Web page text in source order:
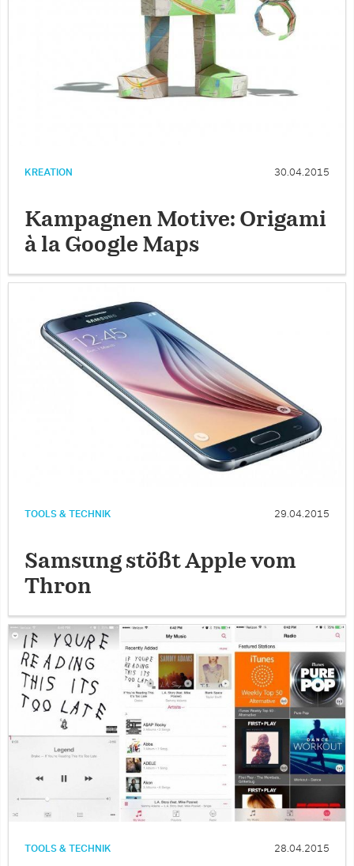
KREATION 30.04.2015
Kampagnen Motive: Origami
à la Google Maps
TOOLS & TECHNIK 29.04.2015
Samsung stößt Apple vom
Thron
TOOLS & TECHNIK 28.04.2015